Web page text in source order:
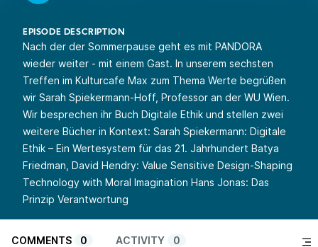
EPISODE DESCRIPTION
Nach der der Sommerpause geht es mit PANDORA
wieder weiter - mit einem Gast. In unserem sechsten
Treffen im Kulturcafe Max zum Thema Werte begrüßen
wir Sarah Spiekermann-Hoff, Professor an der WU Wien.
Wir besprechen ihr Buch Digitale Ethik und stellen zwei
weitere Bücher in Kontext: Sarah Spiekermann: Digitale
Ethik – Ein Wertesystem für das 21. Jahrhundert Batya
Friedman, David Hendry: Value Sensitive Design-Shaping
Technology with Moral Imagination Hans Jonas: Das
Prinzip Verantwortung
COMMENTS 0 ACTIVITY 0